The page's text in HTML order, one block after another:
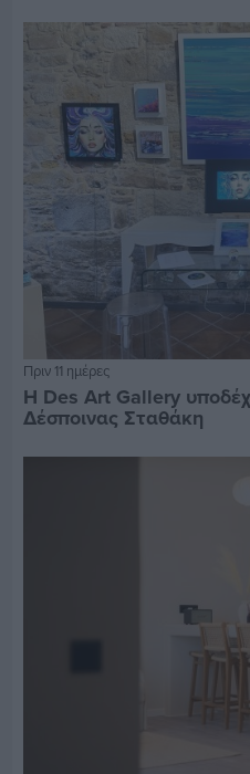
Πριν 11 ημέρες
Η Des Art Gallery
Δέσποινας Σταθάκη